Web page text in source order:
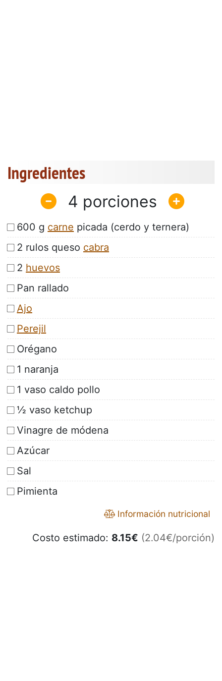
Ingredientes
4
600 g carne picada (cerdo y ternera)
2 rulos queso cabra
2 huevos
Pan rallado
Ajo
Perejil
Orégano
1 naranja
1 vaso caldo pollo
½ vaso ketchup
Vinagre de módena
Azúcar
Sal
Pimienta
Información nutricional
Costo estimado: 8.15€ (2.04€/porción)